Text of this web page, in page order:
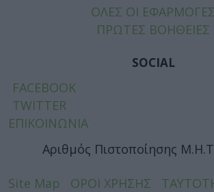
ΟΛΕΣ ΟΙ ΕΦΑΡΜΟΓΕΣ
ΠΡΩΤΕΣ ΒΟΗΘΕΙΕΣ
SOCIAL
FACEBOOK
TWITTER
ΕΠΙΚΟΙΝΩΝΙΑ
Αριθμός Πιστοποίησης
Site Map ΟΡΟΙ ΧΡΗΣΗΣ